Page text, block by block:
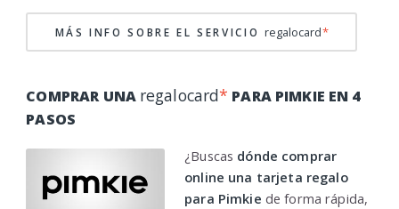
MÁS INFO SOBRE EL SERVICIO regalocard*
COMPRAR UNA regalocard* PARA PIMKIE EN 4
PASOS
¿Buscas dónde comprar
online una tarjeta regalo
para Pimkie de forma rápida,